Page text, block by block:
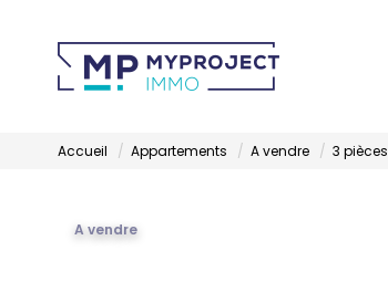
Accueil Appartements A vendre 3 pièces
A vendre